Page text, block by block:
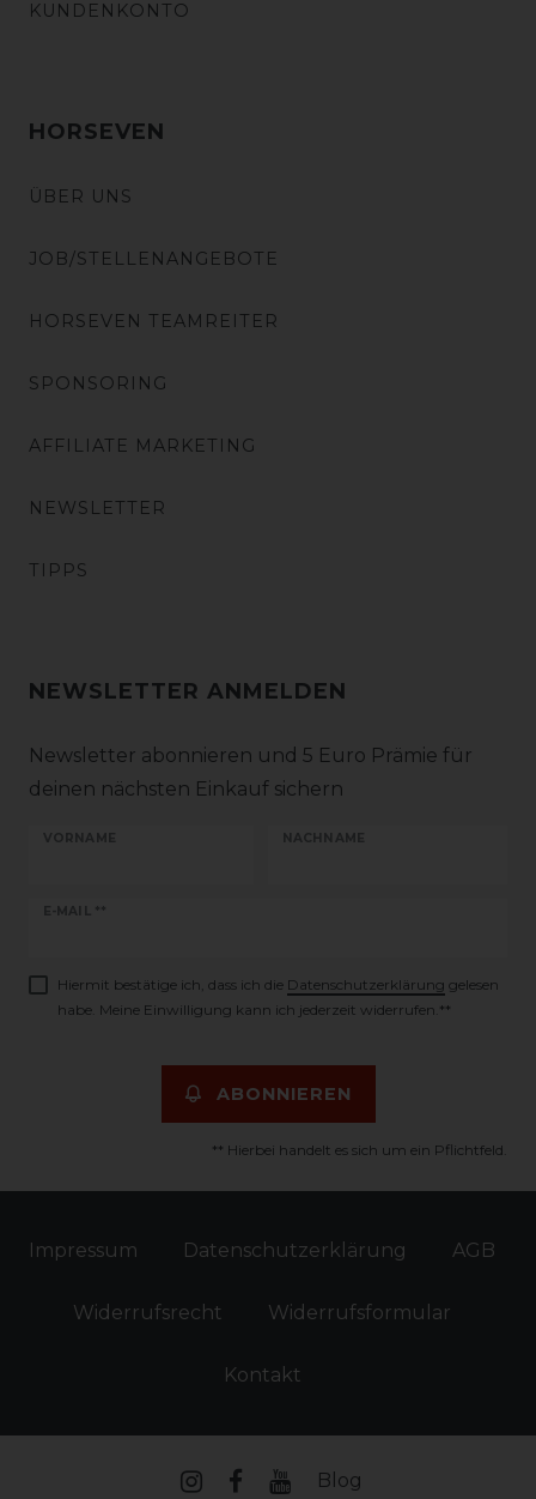
KUNDENKONTO
HORSEVEN
ÜBER UNS
JOB/STELLENANGEBOTE
HORSEVEN TEAMREITER
SPONSORING
AFFILIATE MARKETING
NEWSLETTER
TIPPS
NEWSLETTER ANMELDEN
Newsletter abonnieren und 5 Euro Prämie für
deinen nächsten Einkauf sichern
VORNAME NACHNAME
E-MAIL **
Newsletter
Hiermit bestätige ich, dass ich die Daten­schutz­erklärung gelesen
habe. Meine Einwilligung kann ich jederzeit widerrufen.**
ABONNIEREN
** Hierbei handelt es sich um ein Pflichtfeld.
Impressum Daten­schutz­erklärung AGB
Widerrufs­recht Widerrufs­formular
Kontakt
Blog